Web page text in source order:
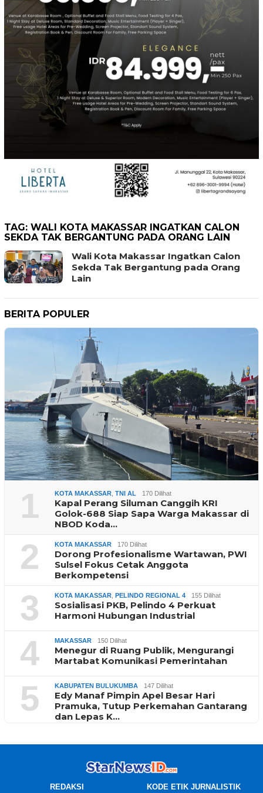
TAG: WALI KOTA MAKASSAR INGATKAN CALON
SEKDA TAK BERGANTUNG PADA ORANG LAIN
Wali Kota Makassar Ingatkan Calon
Sekda Tak Bergantung pada Orang
Lain
BERITA POPULER
1 KOTA MAKASSAR TNI AL 170 Dilihat
Kapal Perang Siluman Canggih KRI
Golok-688 Siap Sapa Warga Makassar di
NBOD Koda…
2 KOTA MAKASSAR 170 Dilihat
Dorong Profesionalisme Wartawan, PWI
Sulsel Fokus Cetak Anggota
Berkompetensi
3 KOTA MAKASSAR PELINDO REGIONAL 4 155 Dilihat
Sosialisasi PKB, Pelindo 4 Perkuat
Harmoni Hubungan Industrial
4 MAKASSAR 150 Dilihat
Menegur di Ruang Publik, Mengurangi
Martabat Komunikasi Pemerintahan
5 KABUPATEN BULUKUMBA 147 Dilihat
Edy Manaf Pimpin Apel Besar Hari
Pramuka, Tutup Perkemahan Gantarang
dan Lepas K…
REDAKSI KODE ETIK JURNALISTIK